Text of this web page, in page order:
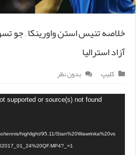
خلاصه تنیس استن واورینکا – جو
آزاد استرالیا
کلیپ بدون نظر
supported or source(s) not found
tennis/highlight/95.11/Stan%20Wawrinka%20vs